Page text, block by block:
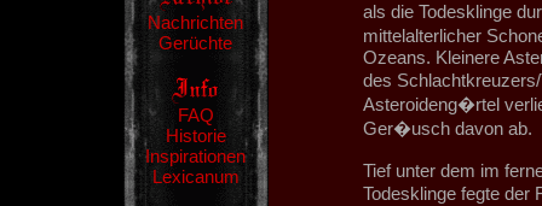
Nachrichten
Gerüchte
FAQ
Historie
Inspirationen
Lexicanum
als die Todesklinge
mittelalterlicher
Ozeans. Kleinere
des
Asteroideng�rtel
Ger�usch davon ab.
Tief unter dem im
Todesklinge fegte